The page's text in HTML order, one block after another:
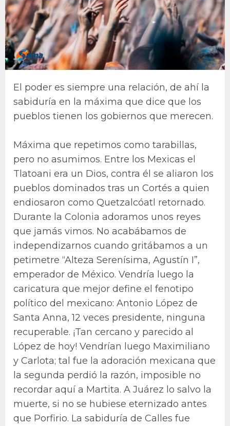
El poder es siempre una relación, de ahí la
sabiduría en la máxima que dice que los
pueblos tienen los gobiernos que merecen.
Máxima que repetimos como tarabillas,
pero no asumimos. Entre los Mexicas el
Tlatoani era un Dios, contra él se aliaron los
pueblos dominados tras un Cortés a quien
endiosaron como Quetzalcóatl retornado.
Durante la Colonia adoramos unos reyes
que jamás vimos. No acabábamos de
independizarnos cuando gritábamos a un
petimetre “Alteza Serenísima, Agustín I”,
emperador de México. Vendría luego la
caricatura que mejor define el fenotipo
político del mexicano: Antonio López de
Santa Anna, 12 veces presidente, ninguna
recuperable. ¡Tan cercano y parecido al
López de hoy! Vendrían luego Maximiliano
y Carlota; tal fue la adoración mexicana que
la segunda perdió la razón, imposible no
recordar aquí a Martita. A Juárez lo salvo la
muerte, si no se hubiese eternizado antes
que Porfirio. La sabiduría de Calles fue